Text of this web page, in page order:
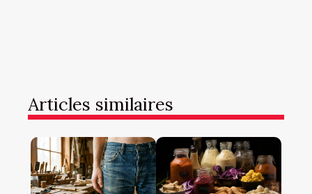
Articles similaires